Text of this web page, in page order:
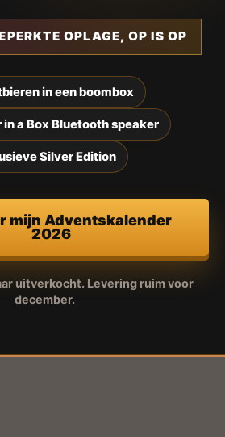
OPLAGE, OP IS OP
in een boombox
in a Box Bluetooth speaker
Silver Edition
mijn Adventskalender
2026
uitverkocht. Levering ruim voor
december.